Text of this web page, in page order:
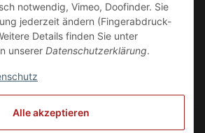
ZAHLUNGSARTEN
VERSANDARTEN
notwendig, Vimeo, Doofinder. Sie
jederzeit ändern (Fingerabdruck-
Details finden Sie unter
unserer Datenschutzerklärung.
Alle akzeptieren